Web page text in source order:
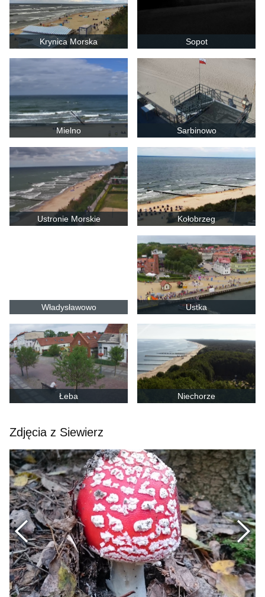
Krynica Morska Sopot
Mielno Sarbinowo
Ustronie Morskie Kołobrzeg
Władysławowo Ustka
Łeba Niechorze
Zdjęcia z Siewierz
Poprzednie